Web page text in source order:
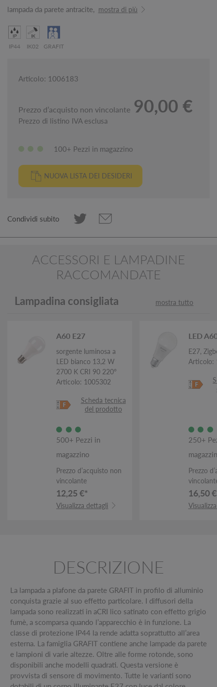
lampada da parete antracite, mostra di più
IP44 IK02 GRAFIT
Articolo: 1006183
Prezzo d’acquisto non vincolante 90,00 €
Prezzo di listino IVA esclusa
100+ Pezzi in magazzino
NUOVA LISTA DEI DESIDERI
Condividi subito
ACCESSORI E LAMPADINE
RACCOMANDATE
Lampadina consigliata mostra tutto
A60 E27
sorgente luminosa a
LED bianco 13,2 W
2700 K CRI 90 220°
Articolo: 1005302
Scheda tecnica
del prodotto
500+ Pezzi in
magazzino
Prezzo d’acquisto non
vincolante
12,25 €*
Visualizza dettagli
LED
E27,
Articolo:
250+
Prezzo
16,50
DESCRIZIONE
La lampada a plafone da parete GRAFIT in profilo di alluminio
conquista grazie al suo effetto particolare. I diffusori della
lampada sono realizzati in aCRI lico satinato con effetto grigio
fumè, a scomparsa quando l’apparecchio è in funzione. La
classe di protezione IP44 la rende adatta soprattutto all’area
esterna. La famiglia GRAFIT contiene anche lampade da parete
e lampioni di varie altezze. Oltre alle forme rotonde, sono
disponibili anche modelli quadrati. Questa versione è
provvista di sensore di movimento. Tutte le varianti sono